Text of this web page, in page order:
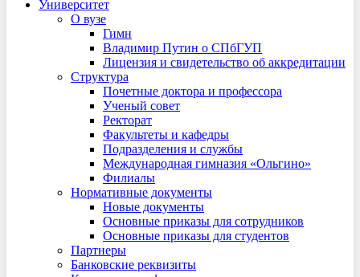
Университет
О вузе
Гимн
Владимир Путин о СПбГУП
Лицензия и свидетельство об аккредитации
Структура
Почетные доктора и профессора
Ученый совет
Ректорат
Факультеты и кафедры
Подразделения и службы
Международная гимназия «Ольгино»
Филиалы
Нормативные документы
Новые документы
Основные приказы для сотрудников
Основные приказы для студентов
Партнеры
Банковские реквизиты